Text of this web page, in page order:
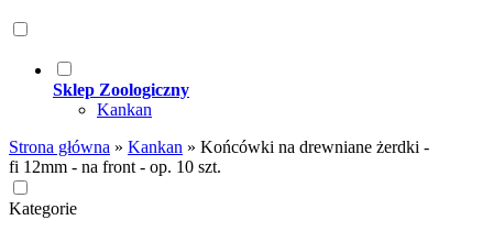
Sklep Zoologiczny
Kankan
Strona główna » Kankan » Końcówki na drewniane żerdki -
fi 12mm - na front - op. 10 szt.
Kategorie